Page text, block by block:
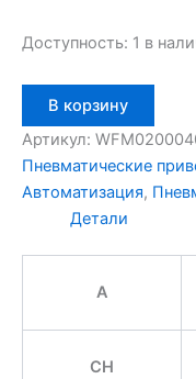
Доступность: 1 в
товара
Aignep
WFM0200040
В корзину
Артикул:
Пневматические
Автоматизация,
Детали
A
CH